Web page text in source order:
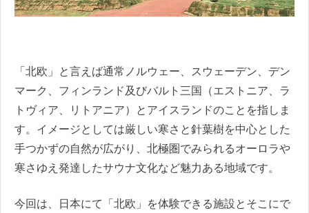
「北欧」と言えば通常ノルウェー、スウェーデン、デン
マーク、フィンランド及びバルト三国（エストニア、ラ
トヴィア、リトアニア）とアイスランドのことを指しま
す。イメージとしては厳しい寒さと針葉樹を中心とした
手つかずの自然が広がり、北極圏でみられるオーロラや
寒さゆえ発達したサウナ文化など魅力ある地域です。
今回は、日本にて「北欧」を体験できる施設とそこにで